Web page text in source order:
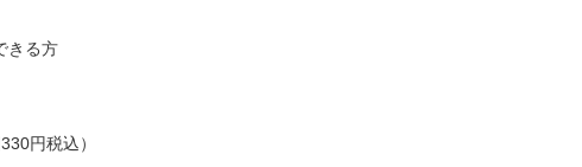
きる方
円税込）